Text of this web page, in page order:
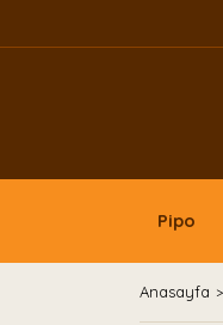
Pipo
Anasayfa